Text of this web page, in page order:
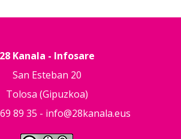
28 Kanala - Infosare
San Esteban 20
Tolosa (Gipuzkoa)
89 35 - info@28kanala.eus